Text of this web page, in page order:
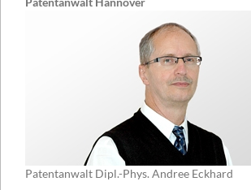
Patentanwalt Dipl.-Phys. Andree Eckhard